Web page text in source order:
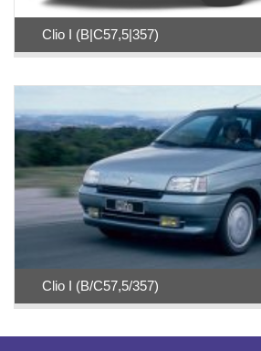
Clio I (B|C57,5|357)
Clio I (B/C57,5/357)